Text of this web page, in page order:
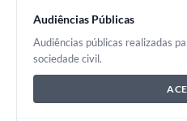
Audiências Públicas
Audiências públicas realizadas
sociedade civil.